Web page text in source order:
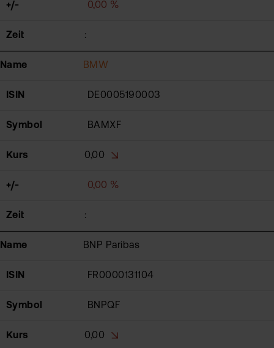
+/- 0,00 %
Zeit :
Name BMW
ISIN DE0005190003
Symbol BAMXF
Kurs 0,00
+/- 0,00 %
Zeit :
Name BNP Paribas
ISIN FR0000131104
Symbol BNPQF
Kurs 0,00